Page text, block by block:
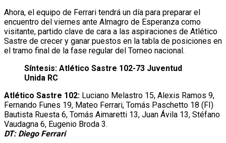
Ahora, el equipo de Ferrari tendrá un día para preparar el
encuentro del viernes ante Almagro de Esperanza como
visitante, partido clave de cara a las aspiraciones de Atlético
Sastre de crecer y ganar puestos en la tabla de posiciones en
el tramo final de la fase regular del Torneo nacional.
Síntesis: Atlético Sastre 102-73 Juventud
Unida RC
Atlético Sastre 102: Luciano Melastro 15, Alexis Ramos 9,
Fernando Funes 19, Mateo Ferrari, Tomás Paschetto 18 (FI)
Bautista Ruesta 6, Tomás Aimaretti 13, Juan Ávila 13, Stéfano
Vaudagna 6, Eugenio Broda 3.
DT: Diego Ferrari